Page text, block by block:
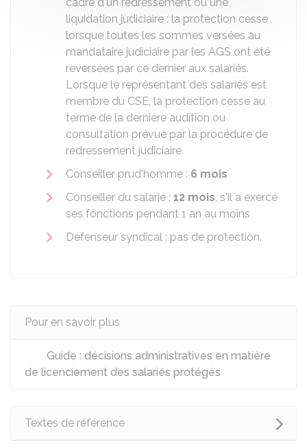
liquidation judiciaire : la protection cesse
lorsque toutes les sommes versées au
mandataire judiciaire par les AGS ont été
reversées par ce dernier aux salariés.
Lorsque le représentant des salariés est
membre du CSE, la protection cesse au
terme de la dernière audition ou
consultation prévue par la procédure de
redressement judiciaire.
Conseiller prud'homme : 6 mois
Conseiller du salarié : 12 mois, s'il a exercé
ses fonctions pendant 1 an au moins
Défenseur syndical : pas de protection.
Pour en savoir plus
Guide : décisions administratives en matière
de licenciement des salariés protégés
Textes de référence